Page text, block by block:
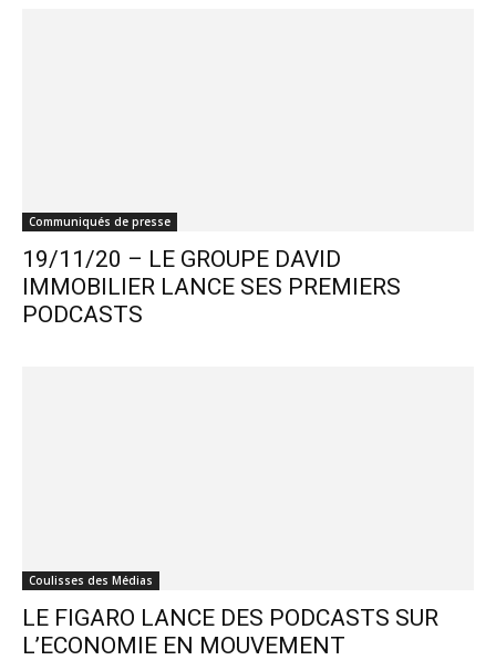
Communiqués de presse
19/11/20 – LE GROUPE DAVID
IMMOBILIER LANCE SES PREMIERS
PODCASTS
Coulisses des Médias
LE FIGARO LANCE DES PODCASTS SUR
L’ECONOMIE EN MOUVEMENT